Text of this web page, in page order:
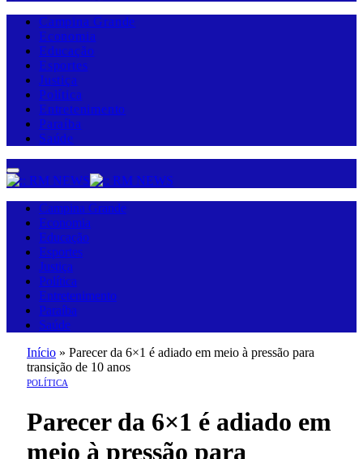
Campina Grande
Economia
Educação
Esportes
Justiça
Política
Entretenimento
Paraíba
Saúde
Campina Grande
Economia
Educação
Esportes
Justiça
Política
Entretenimento
Paraíba
Saúde
Início » Parecer da 6×1 é adiado em meio à pressão para
transição de 10 anos
POLÍTICA
Parecer da 6×1 é adiado em
meio à pressão para